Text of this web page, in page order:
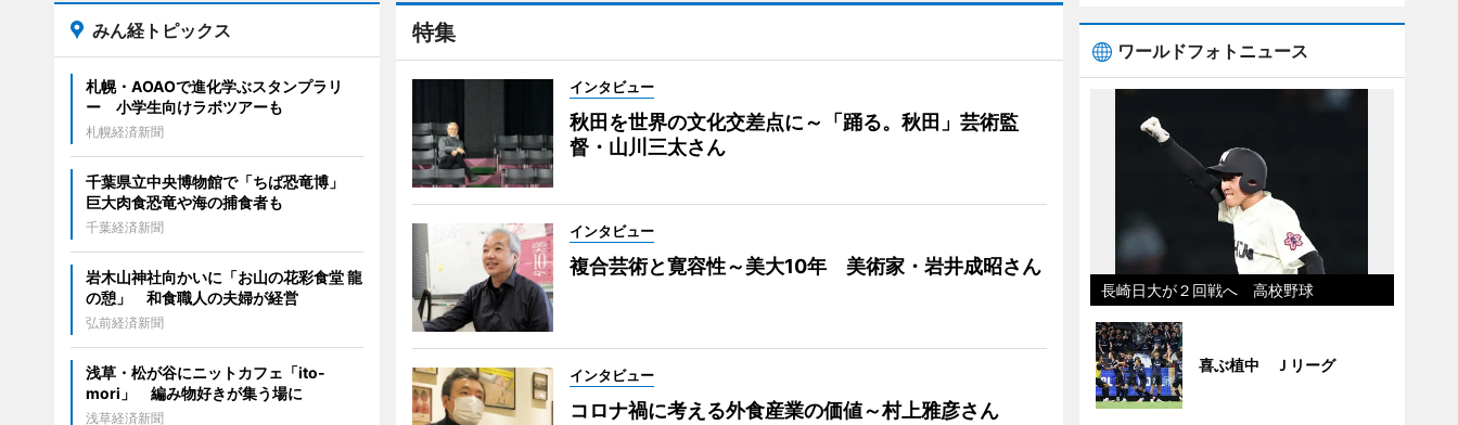
特集
インタビュー
秋田を世界の文化交差点に～「踊る。秋田」芸術監
督・山川三太さん
インタビュー
複合芸術と寛容性～美大10年 美術家・岩井成昭さん
インタビュー
コロナ禍に考える外食産業の価値～村上雅彦さん
みん経トピックス
札幌・AOAOで進化学ぶスタンプラリ
ー 小学生向けラボツアーも
札幌経済新聞
千葉県立中央博物館で「ちば恐竜博」
巨大肉食恐竜や海の捕食者も
千葉経済新聞
岩木山神社向かいに「お山の花彩食堂 龍
の憩」 和食職人の夫婦が経営
弘前経済新聞
浅草・松が谷にニットカフェ「ito-
mori」 編み物好きが集う場に
浅草経済新聞
ワールドフォトニュース
長崎日大が２回戦へ 高校野球
喜ぶ植中 Ｊリーグ